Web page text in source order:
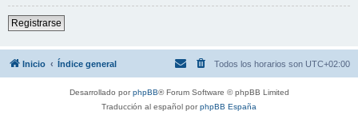
Registrarse
Inicio Índice general Todos los horarios son UTC+02:00
Desarrollado porphpBB® Forum Software © phpBB Limited
Traducción al español porphpBB España